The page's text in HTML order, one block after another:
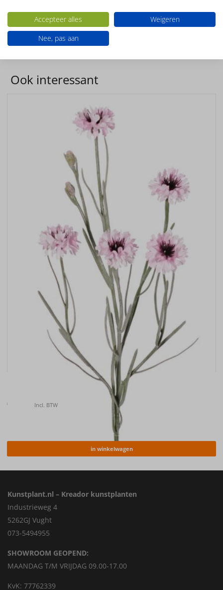
Bloemsoort
Gladiool
Productsoort
kunstbloemen
Ook interessant
Kunstbloem Korenbloem (Centaurea cyanus) , 66cm
€ Incl. BTW
in winkelwagen
Kunstplant.nl – Kreador kunstplanten
Industrieweg 4
5262GJ Vught
073-5494955
SHOWROOM GEOPEND:
MAANDAG T/M VRIJDAG 09.00-17.00
KvK: 77762339
Accepteer alles
Weigeren
Nee, pas aan